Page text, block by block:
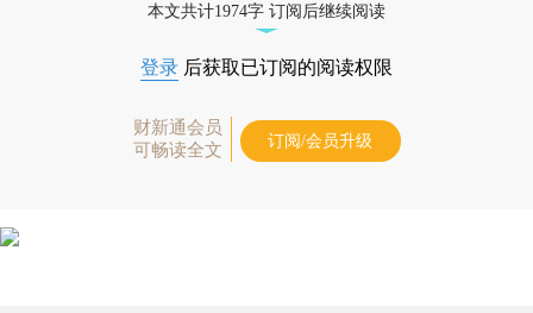
本文共计1974字 订阅后继续阅读
登录 后获取已订阅的阅读权限
财新通会员
可畅读全文
订阅/会员升级